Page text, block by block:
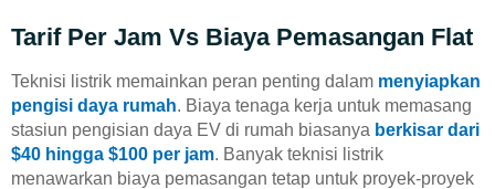
Tarif Per Jam Vs Biaya Pemasangan Flat
Teknisi listrik memainkan peran penting dalam menyiapkan
pengisi daya rumah. Biaya tenaga kerja untuk memasang
stasiun pengisian daya EV di rumah biasanya berkisar dari
$40 hingga $100 per jam. Banyak teknisi listrik
menawarkan biaya pemasangan tetap untuk proyek-proyek